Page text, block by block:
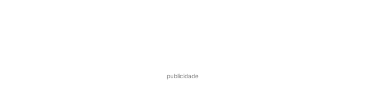
publicidade